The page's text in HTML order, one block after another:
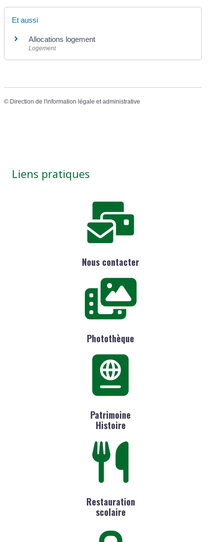
Et aussi
Allocations logement
Logement
© Direction de l'information légale et administrative
Liens pratiques
Nous contacter
Photothèque
Patrimoine
Histoire
Restauration
scolaire